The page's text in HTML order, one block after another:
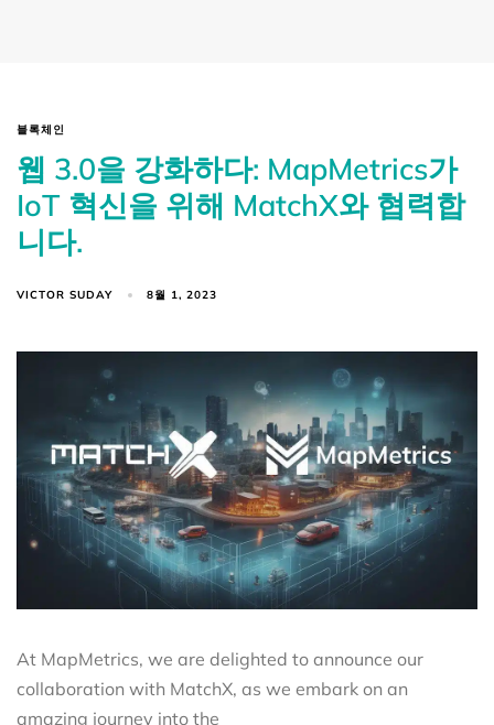
블록체인
웹 3.0을 강화하다: MapMetrics가
IoT 혁신을 위해 MatchX와 협력합
니다.
VICTOR SUDAY 8월 1, 2023
At MapMetrics, we are delighted to announce our
collaboration with MatchX, as we embark on an
amazing journey into the